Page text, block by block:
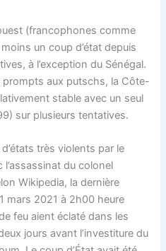
(francophones comme
un coup d’état depuis
à l’exception du Sénégal.
aux putschs, la Côte-
stable avec un seul
sur plusieurs tentatives.
très violents par le
du colonel
Wikipedia, la dernière
mars 2021 à 2h00 heure
feu aient éclaté dans les
jours avant l’investiture du